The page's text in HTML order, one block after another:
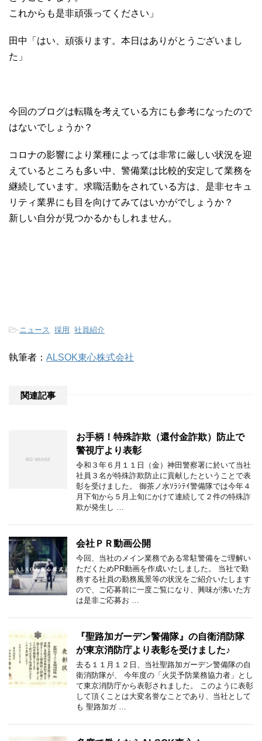
これからも是非頑張ってください」
田中「はい、頑張ります。本日はありがとうございまし
た」
今回のブログは転職を考えている方にも参考になったので
はないでしょうか？
コロナの影響により業種によっては非常に厳しい状況を迎
えているところも多い中、警備業は比較的安定して業務を
継続しています。求職活動をされている方は、是非セキュ
リティ業界にも目を向けてみてはいかがでしょうか？
新しい自分が見つかるかもしれません。
-ニュース 採用 社員紹介
執筆者： ALSOK東心株式会社
関連記事
お手柄！特殊詐欺（還付金詐欺）防止で
警視庁より表彰
令和３年６月１１日（金）神田警察署に於いて当社
社員３名が特殊詐欺防止に貢献したということで表
彰を受けました。 御茶ノ水ｿﾗｼﾃｲ警備隊では今年４
月下旬から５月上旬にかけて連続して２件の特殊詐
欺が発生し …
会社ＰＲ動画公開
今回、当社のメイン業務である常駐警備をご理解い
ただくためPR動画を作成いたしました。 当社で勤
務する社員の勤務風景等の状況をご紹介いたします
ので、ご応募前に一度ご覧になり、興味が沸いた方
は是非ご応募お …
『聖路加ガーデン警備隊』の自衛消防隊
が東京消防庁より表彰を受けました♪
去る１１月１２日、当社聖路加ガーデン警備隊の自
衛消防隊が、 今年度の「火災予防業務協力者」とし
て東京消防庁から表彰されました。 このように表彰
して頂くことは大変名誉なことであり、当社として
も 聖路加ガ …